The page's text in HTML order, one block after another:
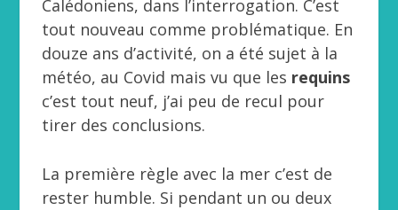
Calédoniens, dans l’interrogation. C’est
tout nouveau comme problématique. En
douze ans d’activité, on a été sujet à la
météo, au Covid mais vu que les requins
c’est tout neuf, j’ai peu de recul pour
tirer des conclusions.
La première règle avec la mer c’est de
rester humble. Si pendant un ou deux